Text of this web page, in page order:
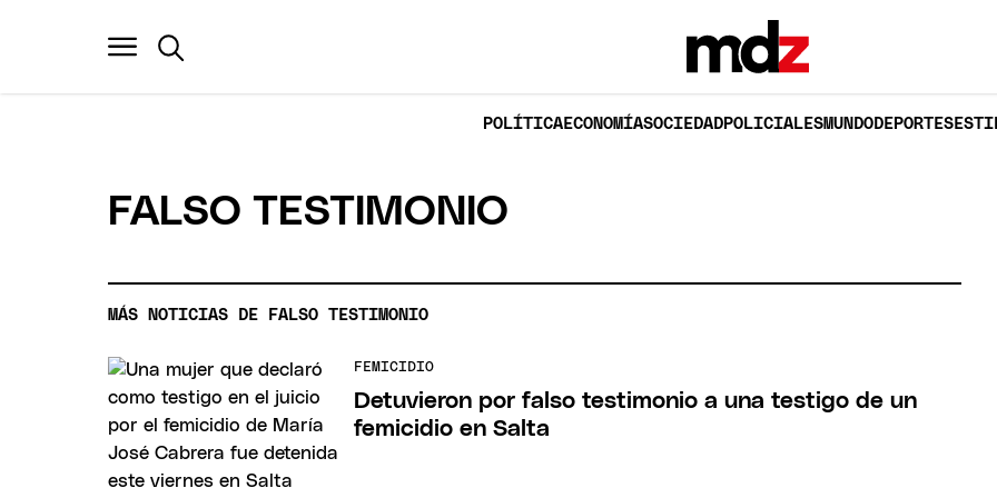
POLÍTICAECONOMÍASOCIEDADPOLICIALESMUNDODEPORTES
FALSO TESTIMONIO
MÁS NOTICIAS DE FALSO TESTIMONIO
FEMICIDIO
Detuvieron por falso testimonio a una testigo de un
femicidio en Salta